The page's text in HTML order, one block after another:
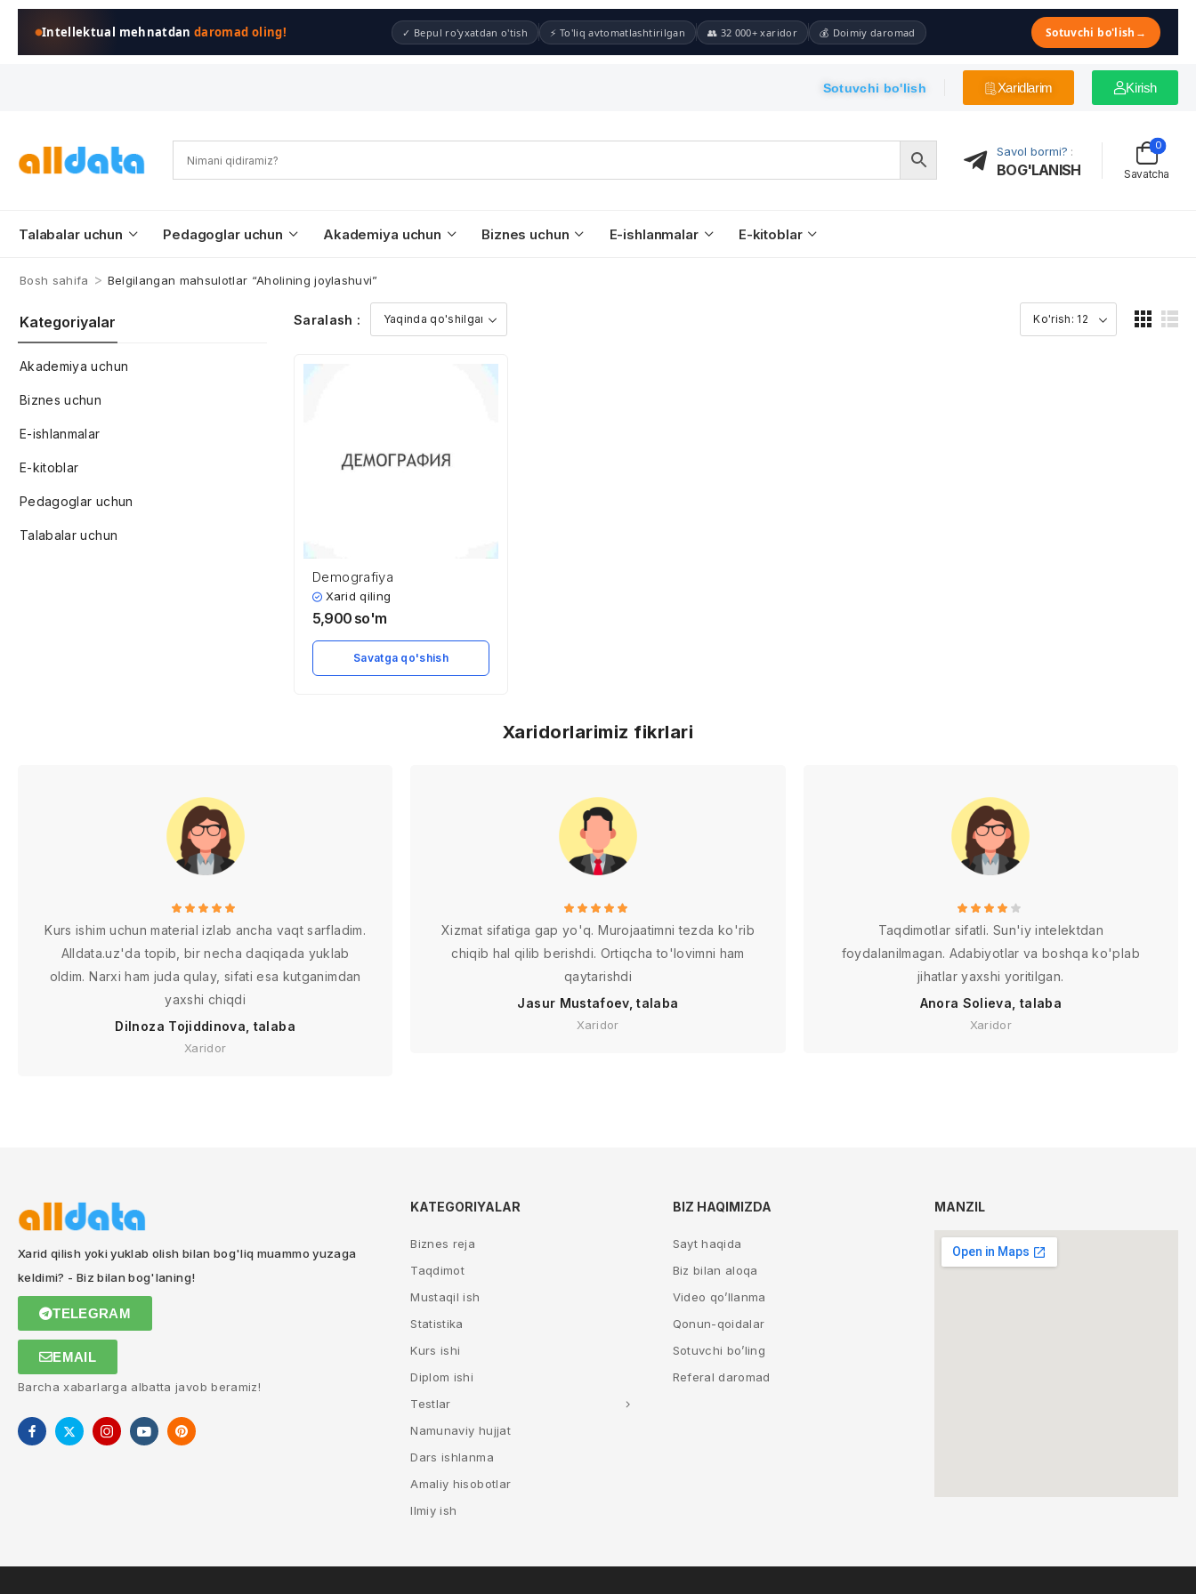
Intellektual mehnatdandaromad oling! ✓ Bepul ro'yxatdan o'tish ⚡ To'liq avtomatlashtirilgan 👥 32 000+ xaridor 💰 Doimiy daromad Sotuvchi bo'lish →
Sotuvchi bo'lish Xaridlarim Kirish
Savol bormi? :
BOG'LANISH Savatcha
0
Talabalar uchun Pedagoglar uchun Akademiya uchun Biznes uchun E-ishlanmalar E-kitoblar
Bosh sahifa > Belgilangan mahsulotlar “Aholining joylashuvi”
Kategoriyalar
Akademiya uchun
Biznes uchun
E-ishlanmalar
E-kitoblar
Pedagoglar uchun
Talabalar uchun
Saralash :
Demografiya
Xarid qiling
5,900 so'm
Savatga qo'shish
Xaridorlarimiz fikrlari
Kurs ishim uchun material izlab ancha vaqt sarfladim.
Alldata.uz'da topib, bir necha daqiqada yuklab
oldim. Narxi ham juda qulay, sifati esa kutganimdan
yaxshi chiqdi
Dilnoza Tojiddinova, talaba
Xaridor
Xizmat sifatiga gap yo'q. Murojaatimni tezda ko'rib
chiqib hal qilib berishdi. Ortiqcha to'lovimni ham
qaytarishdi
Jasur Mustafoev, talaba
Xaridor
Taqdimotlar sifatli. Sun'iy intelektdan
foydalanilmagan. Adabiyotlar va boshqa ko'plab
jihatlar yaxshi yoritilgan.
Anora Solieva, talaba
Xaridor
Xarid qilish yoki yuklab olish bilan bog'liq muammo yuzaga
keldimi? - Biz bilan bog'laning!
TELEGRAM
EMAIL
Barcha xabarlarga albatta javob beramiz!
KATEGORIYALAR
Biznes reja
Taqdimot
Mustaqil ish
Statistika
Kurs ishi
Diplom ishi
Testlar
Namunaviy hujjat
Dars ishlanma
Amaliy hisobotlar
Ilmiy ish
BIZ HAQIMIZDA
Sayt haqida
Biz bilan aloqa
Video qo’llanma
Qonun-qoidalar
Sotuvchi bo’ling
Referal daromad
MANZIL